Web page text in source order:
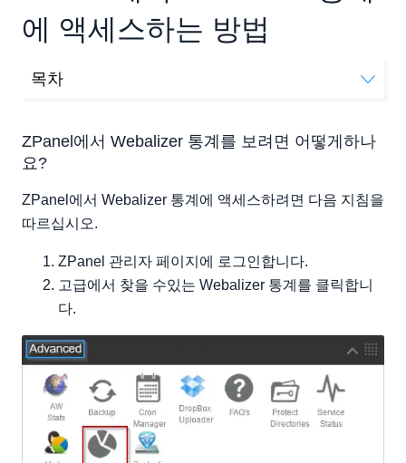
에 액세스하는 방법
목차
ZPanel에서 Webalizer 통계를 보려면 어떻게하나
요?
ZPanel에서 Webalizer 통계에 액세스하려면 다음 지침을
따르십시오.
ZPanel 관리자 페이지에 로그인합니다.
고급에서 찾을 수있는 Webalizer 통계를 클릭합니
다.